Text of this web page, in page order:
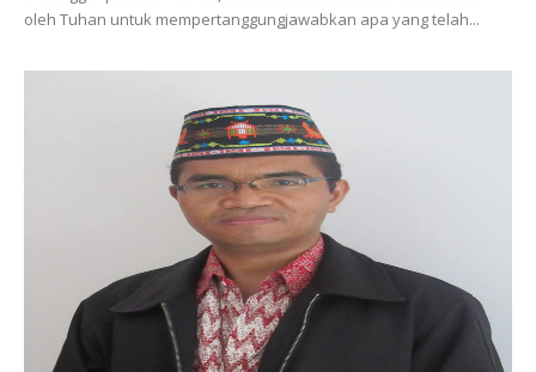
oleh Tuhan untuk mempertanggungjawabkan apa yang telah...